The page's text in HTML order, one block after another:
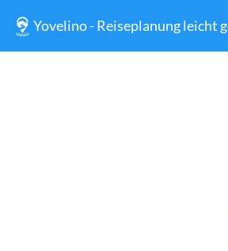
Yovelino - Reiseplanung leicht